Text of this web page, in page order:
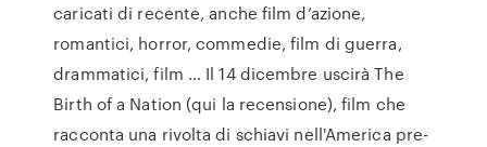
caricati di recente, anche film d’azione,
romantici, horror, commedie, film di guerra,
drammatici, film … Il 14 dicembre uscirà The
Birth of a Nation (qui la recensione), film che
racconta una rivolta di schiavi nell'America pre-